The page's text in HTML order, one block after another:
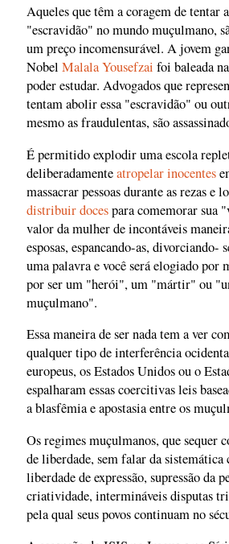
Aqueles que têm a coragem de tentar
"escravidão" no mundo muçulmano,
um preço incomensurável. A jovem
Nobel Malala Yousefzai foi baleada
poder estudar. Advogados que
tentam abolir essa "escravidão" ou
mesmo as fraudulentas, são
É permitido explodir uma escola
deliberadamenteatropelar inocentes
massacrar pessoas durante as rezas e
distribuir docespara comemorar sua
valor da mulher de incontáveis
esposas, espancando-as, divorciando-
uma palavra e você será elogiado por
por ser um "herói", um "mártir" ou
muçulmano".
Essa maneira de ser nada tem a ver
qualquer tipo de interferência
europeus, os Estados Unidos ou o
espalharam essas coercitivas leis
a blasfêmia e apostasia entre os
Os regimes muçulmanos, que sequer
de liberdade, sem falar da
liberdade de expressão, supressão da
criatividade, intermináveis disputas
pela qual seus povos continuam no